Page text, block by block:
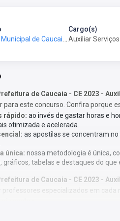
Prefeitura Municipal de Caucaia - CE - Prefeitura de Caucaia - CE
Cargo(s)
Auxiliar
de Caucaia - CE 2023 -
para este concurso. Confira porque
rápido: ao invés de gastar horas e
otimizada e acelerada.
as apostilas se concentram
única: nossa metodologia é única,
gráficos, tabelas e destaques do
de Caucaia - CE 2023 -
professores especializados em cada
receber:
todo o conteúdo teórico necessário